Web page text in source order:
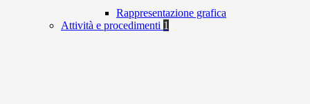
Rappresentazione grafica
Attività e procedimenti 1